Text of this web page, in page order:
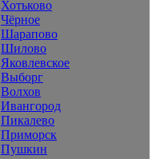
Хотьково
Чёрное
Шарапово
Шилово
Яковлевское
Выборг
Волхов
Ивангород
Пикалево
Приморск
Пушкин